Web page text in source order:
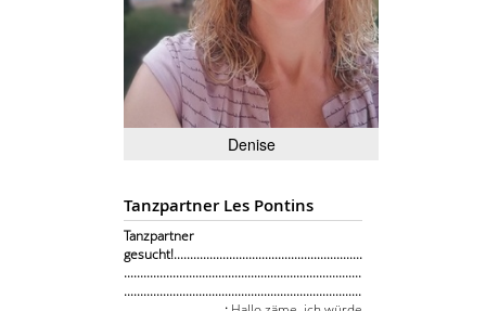
Denise
Tanzpartner Les Pontins
Tanzpartner
gesucht!..........................................................
.........................................................................
.........................................................................